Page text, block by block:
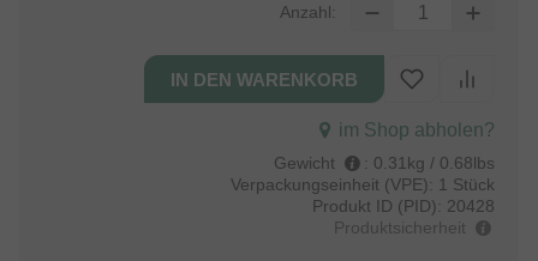
Anzahl:
im Shop abholen?
Gewicht : 0.31kg / 0.68lbs
Verpackungseinheit (VPE): 1 Stück
Produkt ID (PID): 20428
Produktsicherheit